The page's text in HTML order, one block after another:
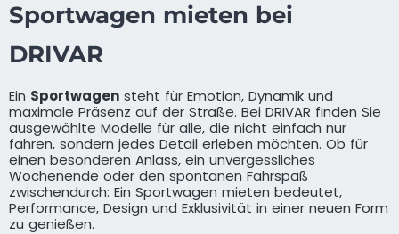
Sportwagen mieten bei
DRIVAR
Ein Sportwagen steht für Emotion, Dynamik und
maximale Präsenz auf der Straße. Bei DRIVAR finden Sie
ausgewählte Modelle für alle, die nicht einfach nur
fahren, sondern jedes Detail erleben möchten. Ob für
einen besonderen Anlass, ein unvergessliches
Wochenende oder den spontanen Fahrspaß
zwischendurch: Ein Sportwagen mieten bedeutet,
Performance, Design und Exklusivität in einer neuen Form
zu genießen.